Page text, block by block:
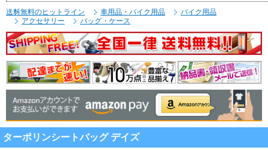
送料無料のヒットライン 車用品・バイク用品
バイク用品
アクセサリー
バッグ・ケース
ターポリンシートバッグ デイズ